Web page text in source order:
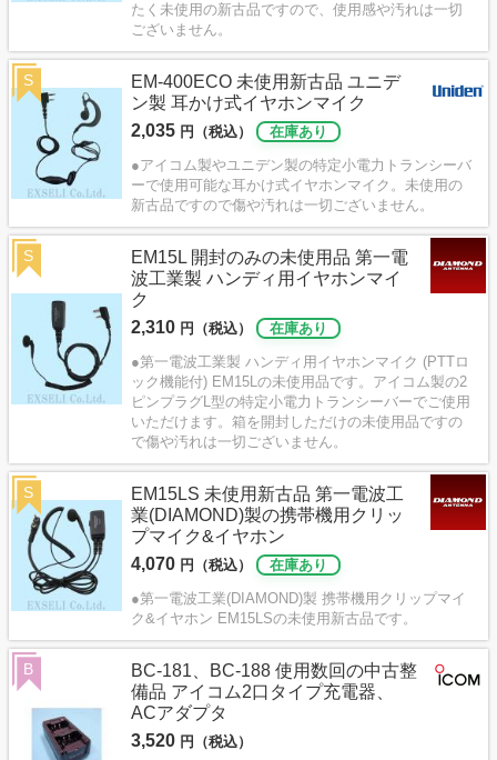
たく未使用の新古品ですので、使用感や汚れは一切
ございません。
EM-400ECO 未使用新古品 ユニデ
ン製 耳かけ式イヤホンマイク
2,035 円（税込）
在庫あり
●アイコム製やユニデン製の特定小電力トランシーバ
ーで使用可能な耳かけ式イヤホンマイク。未使用の
新古品ですので傷や汚れは一切ございません。
S
EM15L 開封のみの未使用品 第一電
波工業製 ハンディ用イヤホンマイ
ク
2,310 円（税込）
在庫あり
●第一電波工業製 ハンディ用イヤホンマイク (PTTロ
ック機能付) EM15Lの未使用品です。アイコム製の2
ピンプラグL型の特定小電力トランシーバーでご使用
いただけます。箱を開封しただけの未使用品ですの
で傷や汚れは一切ございません。
S
EM15LS 未使用新古品 第一電波工
業(DIAMOND)製の携帯機用クリッ
プマイク&イヤホン
4,070 円（税込）
在庫あり
●第一電波工業(DIAMOND)製 携帯機用クリップマイ
ク&イヤホン EM15LSの未使用新古品です。
S
BC-181、BC-188 使用数回の中古整
備品 アイコム2口タイプ充電器、
ACアダプタ
3,520 円（税込）
B